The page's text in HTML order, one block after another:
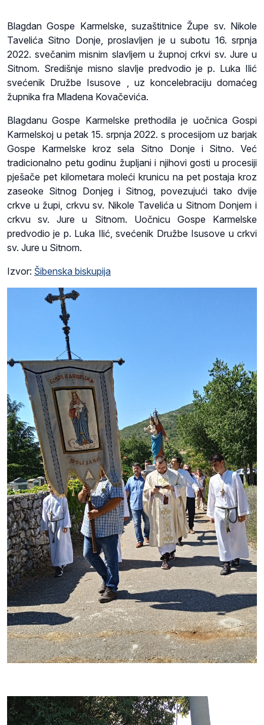
Blagdan Gospe Karmelske, suzaštitnice Župe sv. Nikole
Tavelića Sitno Donje, proslavljen je u subotu 16. srpnja
2022. svečanim misnim slavljem u župnoj crkvi sv. Jure u
Sitnom. Središnje misno slavlje predvodio je p. Luka Ilić
svećenik Družbe Isusove , uz koncelebraciju domaćeg
župnika fra Mladena Kovačevića.
Blagdanu Gospe Karmelske prethodila je uočnica Gospi
Karmelskoj u petak 15. srpnja 2022. s procesijom uz barjak
Gospe Karmelske kroz sela Sitno Donje i Sitno. Već
tradicionalno petu godinu župljani i njihovi gosti u procesiji
pješače pet kilometara moleći krunicu na pet postaja kroz
zaseoke Sitnog Donjeg i Sitnog, povezujući tako dvije
crkve u župi, crkvu sv. Nikole Tavelića u Sitnom Donjem i
crkvu sv. Jure u Sitnom. Uočnicu Gospe Karmelske
predvodio je p. Luka Ilić, svećenik Družbe Isusove u crkvi
sv. Jure u Sitnom.
Izvor: Šibenska biskupija